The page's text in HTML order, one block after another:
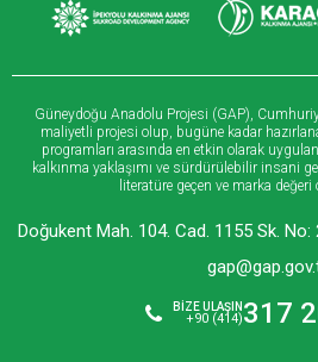
Güneydoğu Anadolu Projesi (GAP),
maliyetli projesi olup, bugüne kadar
programları arasında en etkin olarak
kalkınma yaklaşımı ve sürdürülebilir insani
literatüre geçen ve marka
Doğukent Mah. 104. Cad. 1155 Sk.
BİZE ULAŞIN
+90 (414)317